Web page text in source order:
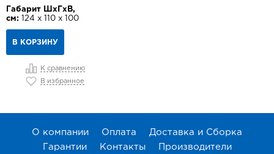
Габарит ШхГхВ,
см: 124 х 110 х 100
В КОРЗИНУ
К сравнению
В избранное
О компании Оплата
Доставка и Сборка
Гарантии
Контакты
Производители